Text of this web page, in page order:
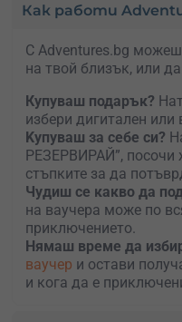
Как работи
С Adventures.bg
на твой близък, или
Купуваш подарък?
избери дигитален
Kупуваш за себе си?
РЕЗЕРВИРАЙ”, посочи
стъпките за да
Чудиш се какво да
на ваучера може по
приключението.
Нямаш време да
ваучер и остави
и кога да е